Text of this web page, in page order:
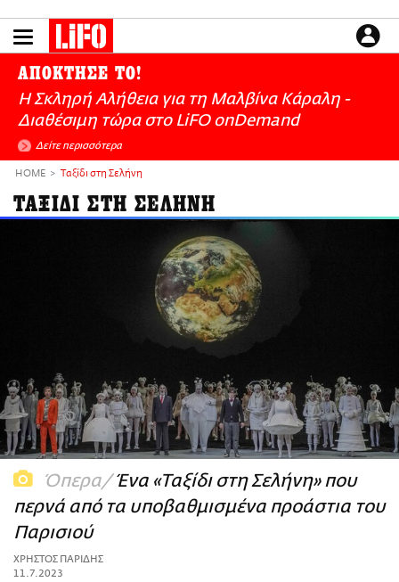
το
LIFOLAND
CITY GUIDE
ΑΜΠΑ
PRINT
ΕΙΔΗΣΕΙΣ
CULTURE
ΑΠΟΨΕΙΣ
ΤΡΟΠΟΣ ΖΩΗΣ
PODCASTS
Plus
ΑΠΟΚΤΗΣΕ ΤΟ!
Η Σκληρή Αλήθεια για τη Μαλβίνα Κάραλη -
Διαθέσιμη τώρα στo LiFO onDemand
Δείτε περισσότερα
HOME Ταξίδι στη Σελήνη
ΤΑΞΙΔΙ ΣΤΗ ΣΕΛΗΝΗ
Όπερα Ένα «Ταξίδι στη Σελήνη» που
περνά από τα υποβαθμισμένα προάστια του
Παρισιού
ΧΡΗΣΤΟΣ ΠΑΡΙΔΗΣ
11.7.2023